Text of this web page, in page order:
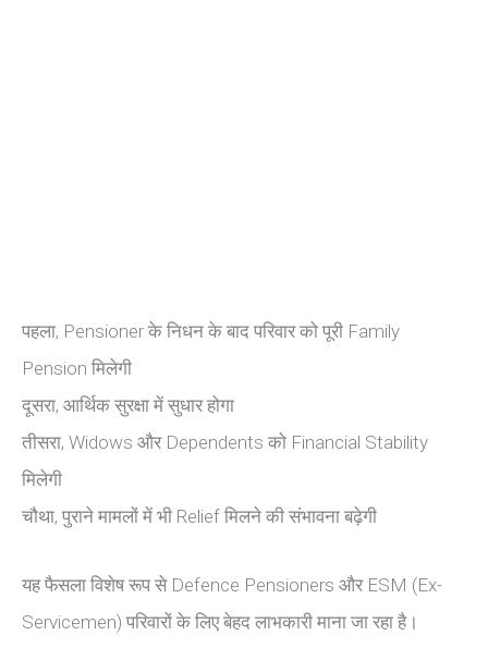
पहला, Pensioner के निधन के बाद परिवार को पूरी Family
Pension मिलेगी
दूसरा, आर्थिक सुरक्षा में सुधार होगा
तीसरा, Widows और Dependents को Financial Stability
मिलेगी
चौथा, पुराने मामलों में भी Relief मिलने की संभावना बढ़ेगी
यह फैसला विशेष रूप से Defence Pensioners और ESM (Ex-
Servicemen) परिवारों के लिए बेहद लाभकारी माना जा रहा है।